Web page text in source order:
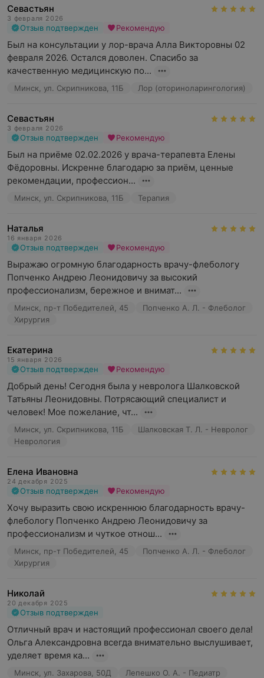
Севастьян
3 февраля 2026
Отзыв подтвержден Рекомендую
Был на консультации у лор-врача Алла Викторовны 02
февраля 2026. Остался доволен. Спасибо за
качественную медицинскую по...
Минск, ул. Скрипникова, 11Б Лор (оториноларингология)
Севастьян
3 февраля 2026
Отзыв подтвержден Рекомендую
Был на приёме 02.02.2026 у врача-терапевта Елены
Фёдоровны. Искренне благодарю за приём, ценные
рекомендации, профессион...
Минск, ул. Скрипникова, 11Б Терапия
Наталья
16 января 2026
Отзыв подтвержден Рекомендую
Выражаю огромную благодарность врачу-флебологу
Попченко Андрею Леонидовичу за высокий
профессионализм, бережное и внимат...
Минск, пр-т Победителей, 45
Попченко А. Л. - Флеболог
Хирургия
Екатерина
15 января 2026
Отзыв подтвержден Рекомендую
Добрый день! Сегодня была у невролога Шалковской
Татьяны Леонидовны. Потрясающий специалист и
человек! Мое пожелание, чт...
Минск, ул. Скрипникова, 11Б
Шалковская Т. Л. - Невролог
Неврология
Елена Ивановна
24 декабря 2025
Отзыв подтвержден Рекомендую
Хочу выразить свою искреннюю благодарность врачу-
флебологу Попченко Андрею Леонидовичу за
профессионализм и чуткое отнош...
Минск, пр-т Победителей, 45
Попченко А. Л. - Флеболог
Хирургия
Николай
20 декабря 2025
Отзыв подтвержден
Отличный врач и настоящий профессионал своего дела!
Ольга Александровна всегда внимательно выслушивает,
уделяет время ка...
Минск, ул. Захарова, 50Д Лепешко О. А. - Педиатр